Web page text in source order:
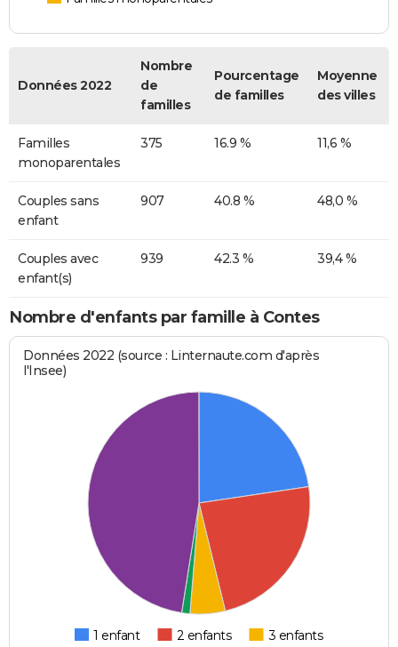
Données 2022
Nombre
de
familles
Pourcentage
de familles
Moyenne
des villes
Familles
monoparentales
375 16.9 % 11,6 %
Couples sans
enfant
907 40.8 % 48,0 %
Couples avec
enfant(s)
939 42.3 % 39,4 %
Nombre d'enfants par famille à Contes
Données 2022 (source : Linternaute.com d'après
l'Insee)
1 enfant 2 enfants 3 enfants